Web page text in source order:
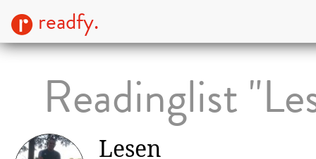
readfy.
Readinglist
Lesen